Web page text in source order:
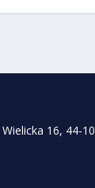
16, 44-